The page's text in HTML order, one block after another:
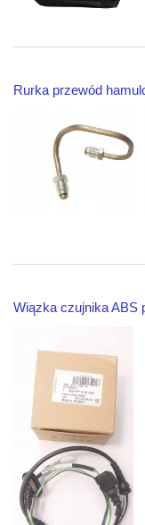
Rurka przewód
Wiązka czujnika ABS